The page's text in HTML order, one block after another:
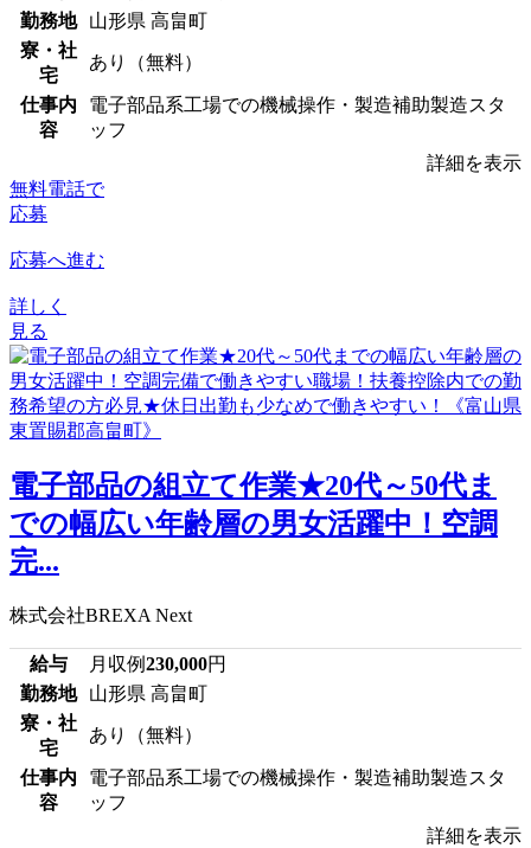
勤務地
山形県 高畠町
寮・社
宅
あり（無料）
仕事内
容
電子部品系工場での機械操作・製造補助製造スタ
ッフ
詳細を表示
無料電話で
応募
応募へ進む
詳しく
見る
電子部品の組立て作業★20代～50代ま
での幅広い年齢層の男女活躍中！空調
完...
株式会社BREXA Next
給与 月収例230,000円
勤務地
山形県 高畠町
寮・社
宅
あり（無料）
仕事内
容
電子部品系工場での機械操作・製造補助製造スタ
ッフ
詳細を表示